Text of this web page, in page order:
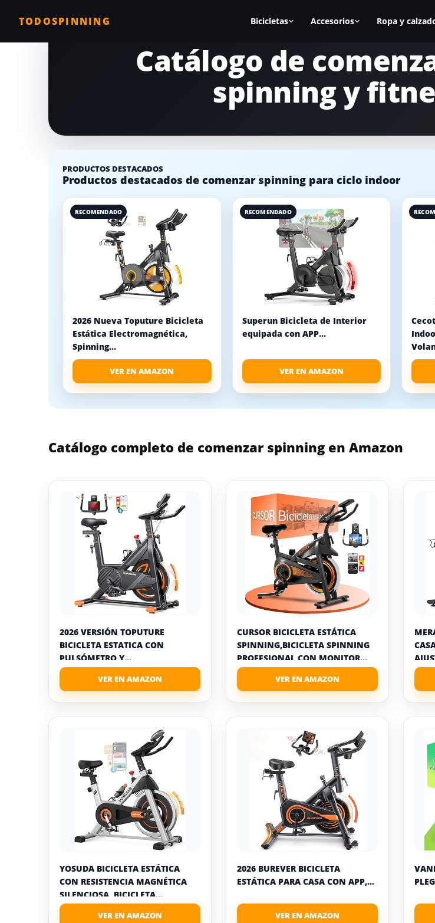
TODOSPINNING Bicicletas
Todas las bicicletas
Bicicleta profesional
Bicicletas baratas
Bicicletas para casa
Comparativa de bicicletas
Accesorios
Todos los accesorios
Accesorios para la bici
Ropa y
Zapatillas spinning
Zapatillas mujer
Zapatillas hombre
Cómo elegir zapatillas
Marcas de calzado
BH
Catálogo de
spinning y
PRODUCTOS DESTACADOS
Productos destacados de comenzar spinning para ciclo indoor
RECOMENDADO
2026 Nueva Toputure Bicicleta
Estática Electromagnética,
Spinning...
VER EN AMAZON
RECOMENDADO
Superun Bicicleta de Interior
equipada con APP...
VER EN AMAZON
Catálogo completo de comenzar spinning en Amazon
2026 VERSIÓN TOPUTURE
BICICLETA ESTATICA CON
PULSÓMETRO Y...
CURSOR BICICLETA ESTÁTICA
SPINNING,BICICLETA SPINNING
PROFESIONAL CON MONITOR...
YOSUDA BICICLETA ESTÁTICA
CON RESISTENCIA MAGNÉTICA
SILENCIOSA, BICICLETA...
2026 BUREVER BICICLETA
ESTÁTICA PARA CASA CON APP,...